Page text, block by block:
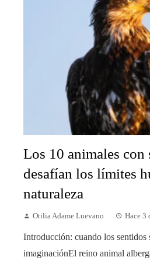
Los 10 animales con
desafían los límites
naturaleza
Otilia Adame Luevano Hace 3
Introducción: cuando los sentidos
imaginaciónEl reino animal